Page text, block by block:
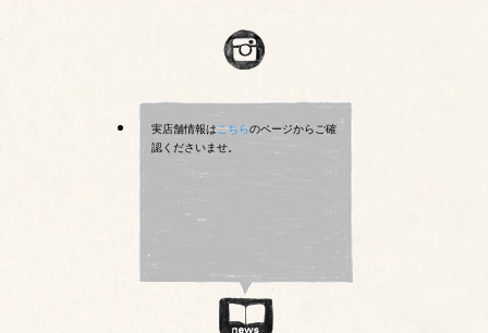
実店舗情報はこちらのページからご確
認くださいませ。